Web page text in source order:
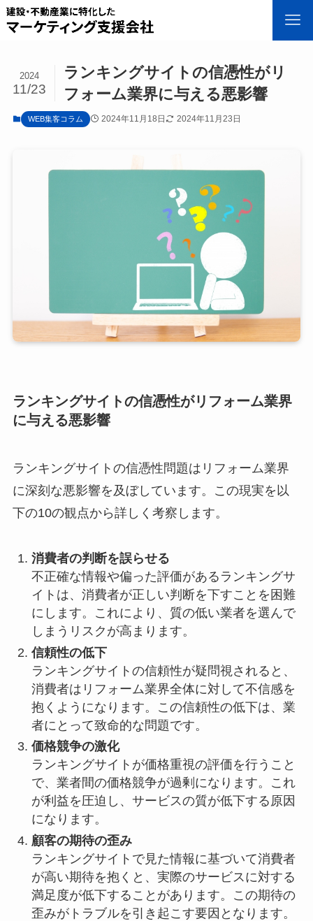
ランキングサイトの信憑性がリ
フォーム業界に与える悪影響
2024
11/23
WEB集客コラム 2024年11月18日 2024年11月23日
ランキングサイトの信憑性がリフォーム業界
に与える悪影響
ランキングサイトの信憑性問題はリフォーム業界
に深刻な悪影響を及ぼしています。この現実を以
下の10の観点から詳しく考察します。
消費者の判断を誤らせる
不正確な情報や偏った評価があるランキングサ
イトは、消費者が正しい判断を下すことを困難
にします。これにより、質の低い業者を選んで
しまうリスクが高まります。
信頼性の低下
ランキングサイトの信頼性が疑問視されると、
消費者はリフォーム業界全体に対して不信感を
抱くようになります。この信頼性の低下は、業
者にとって致命的な問題です。
価格競争の激化
ランキングサイトが価格重視の評価を行うこと
で、業者間の価格競争が過剰になります。これ
が利益を圧迫し、サービスの質が低下する原因
になります。
顧客の期待の歪み
ランキングサイトで見た情報に基づいて消費者
が高い期待を抱くと、実際のサービスに対する
満足度が低下することがあります。この期待の
歪みがトラブルを引き起こす要因となります。